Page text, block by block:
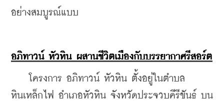
อย่างสมบูรณ์แบบ
อภิทาวน์ หัวหิน ผสานชีวิตเมืองกับบรรยากาศรีสอร์ต
โครงการ อภิทาวน์ หัวหิน ตั้งอยู่ในตำบล
หินเหล็กไฟ อำเภอหัวหิน จังหวัดประจวบคีรีขันธ์ บน